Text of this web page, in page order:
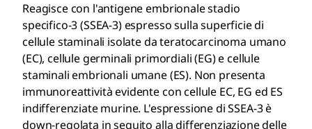
Reagisce con l'antigene embrionale stadio
specifico-3 (SSEA-3) espresso sulla superficie di
cellule staminali isolate da teratocarcinoma umano
(EC), cellule germinali primordiali (EG) e cellule
staminali embrionali umane (ES). Non presenta
immunoreattività evidente con cellule EC, EG ed ES
indifferenziate murine. L'espressione di SSEA-3 è
down-regolata in seguito alla differenziazione delle